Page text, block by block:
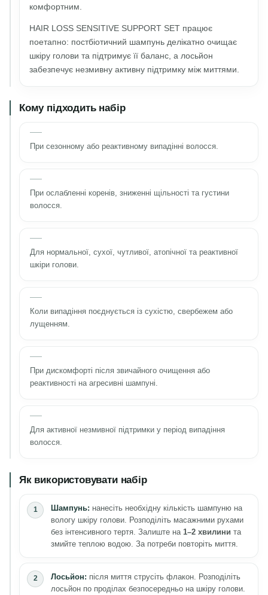
комфортним.
HAIR LOSS SENSITIVE SUPPORT SET працює
поетапно: постбіотичний шампунь делікатно очищає
шкіру голови та підтримує її баланс, а лосьйон
забезпечує незмивну активну підтримку між миттями.
Кому підходить набір
При сезонному або реактивному випадінні волосся.
При ослабленні коренів, зниженні щільності та густини
волосся.
Для нормальної, сухої, чутливої, атопічної та реактивної
шкіри голови.
Коли випадіння поєднується із сухістю, свербежем або
лущенням.
При дискомфорті після звичайного очищення або
реактивності на агресивні шампуні.
Для активної незмивної підтримки у період випадіння
волосся.
Як використовувати набір
Шампунь: нанесіть необхідну кількість шампуню на
вологу шкіру голови. Розподіліть масажними рухами
без інтенсивного тертя. Залиште на 1–2 хвилини та
змийте теплою водою. За потреби повторіть миття.
Лосьйон: після миття струсіть флакон. Розподіліть
лосьйон по проділах безпосередньо на шкіру голови.